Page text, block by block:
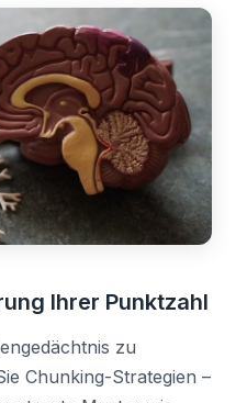
Ihrer Punktzahl
zu
Chunking-Strategien –